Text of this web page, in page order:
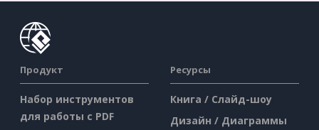
Продукт
Набор инструментов
для работы с PDF
Ресурсы
Книга / Слайд-шоу
Дизайн / Диаграммы